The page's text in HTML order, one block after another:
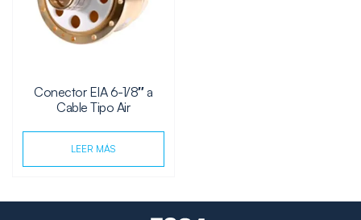
Conector EIA 6-1/8″ a
Cable Tipo Air
LEER MÁS